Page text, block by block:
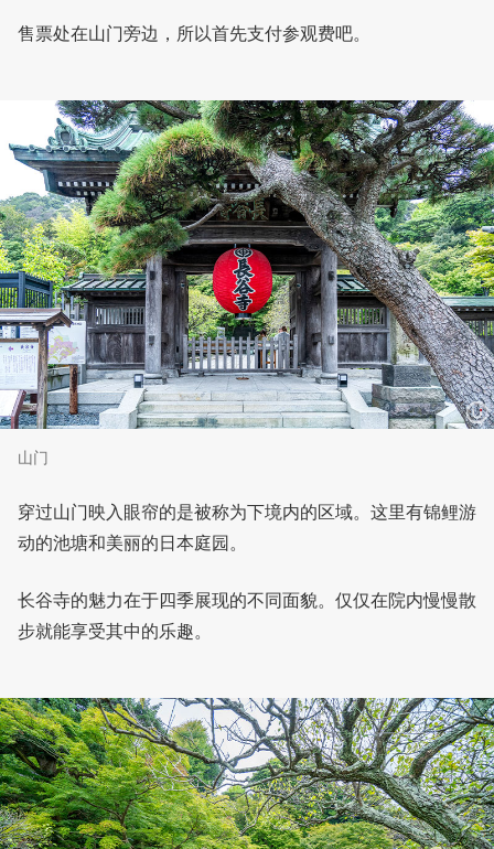
售票处在山门旁边，所以首先支付参观费吧。
山门
穿过山门映入眼帘的是被称为下境内的区域。这里有锦鲤游
动的池塘和美丽的日本庭园。
长谷寺的魅力在于四季展现的不同面貌。仅仅在院内慢慢散
步就能享受其中的乐趣。